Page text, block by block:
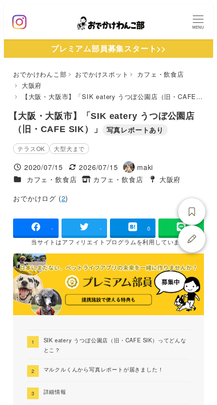
ン
MENU
プレミアム部員募集スタート>>
おでかけわんこ部 おでかけスポット
カフェ・飲食店
大阪府
【大阪・大阪市】「SIK eatery うつぼ公園店（旧・CAFE SIK）」
【大阪・大阪市】「SIK eatery うつぼ公園店
（旧・CAFE SIK）」
写真レポートあり
テラスOK 大型犬まで
投稿日
2020/07/15
更新日
2026/07/15
著
者
maki
施設ジャンル
カフェ・飲食店
タグ
カフェ・飲食店
タグ
大阪府
おでかけログ (2)
- - 0
当サイトはアフィリエイトプログラムを利用しています
SIK eatery うつぼ公園店（旧・CAFE SIK）ってどんな
とこ？
マルクルくんから写真レポートが届きました！
詳細情報